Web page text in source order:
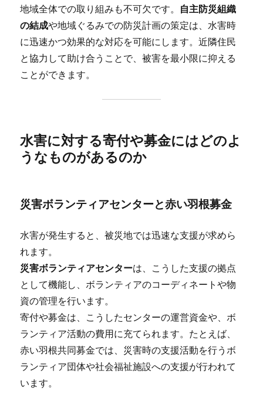
地域全体での取り組みも不可欠です。 自主防災組織
の結成や地域ぐるみでの防災計画の策定は、水害時
に迅速かつ効果的な対応を可能にします。近隣住民
と協力して助け合うことで、被害を最小限に抑える
ことができます。
水害に対する寄付や募金にはどのよ
うなものがあるのか
災害ボランティアセンターと赤い羽根募金
水害が発生すると、被災地では迅速な支援が求めら
れます。
災害ボランティアセンターは、こうした支援の拠点
として機能し、ボランティアのコーディネートや物
資の管理を行います。
寄付や募金は、こうしたセンターの運営資金や、ボ
ランティア活動の費用に充てられます。たとえば、
赤い羽根共同募金では、災害時の支援活動を行うボ
ランティア団体や社会福祉施設への支援が行われて
います。